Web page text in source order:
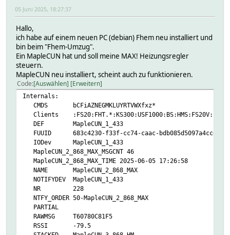
05 Juni 2025, 18:27:37
Hallo,
ich habe auf einem neuen PC (debian) Fhem neu installiert und
bin beim "Fhem-Umzug".
Ein MapleCUN hat und soll meine MAX! Heizungsregler
steuern.
MapleCUN neu installiert, scheint auch zu funktionieren.
Code Auswählen Erweitern
Internals:
CMDS bCFiAZNEGMKLUYRTVWXfxz*
Clients :FS20:FHT.*:KS300:USF1000:BS:HMS:FS20V:
DEF MapleCUN_1_433
FUUID 683c4230-f33f-cc74-caac-bdb085d5097a4cce
IODev MapleCUN_1_433
MapleCUN_2_868_MAX_MSGCNT 46
MapleCUN_2_868_MAX_TIME 2025-06-05 17:26:58
NAME MapleCUN_2_868_MAX
NOTIFYDEV MapleCUN_1_433
NR 228
NTFY_ORDER 50-MapleCUN_2_868_MAX
PARTIAL
RAWMSG T60780C81F5
RSSI -79.5